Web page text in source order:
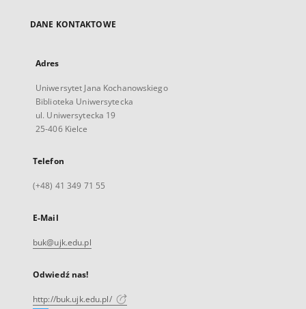
DANE KONTAKTOWE
Adres
Uniwersytet Jana Kochanowskiego
Biblioteka Uniwersytecka
ul. Uniwersytecka 19
25-406 Kielce
Telefon
(+48) 41 349 71 55
E-Mail
buk@ujk.edu.pl
Odwiedź nas!
http://buk.ujk.edu.pl/